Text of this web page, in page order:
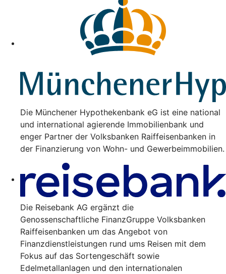
Die Münchener Hypothekenbank eG ist eine national
und international agierende Immobilienbank und
enger Partner der Volksbanken Raiffeisenbanken in
der Finanzierung von Wohn- und Gewerbeimmobilien.
Die Reisebank AG ergänzt die
Genossenschaftliche FinanzGruppe Volksbanken
Raiffeisenbanken um das Angebot von
Finanzdienstleistungen rund ums Reisen mit dem
Fokus auf das Sortengeschäft sowie
Edelmetallanlagen und den internationalen